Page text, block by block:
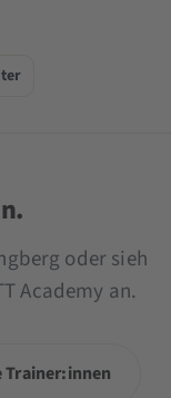
oder sieh
Academy an.
Trainer:innen